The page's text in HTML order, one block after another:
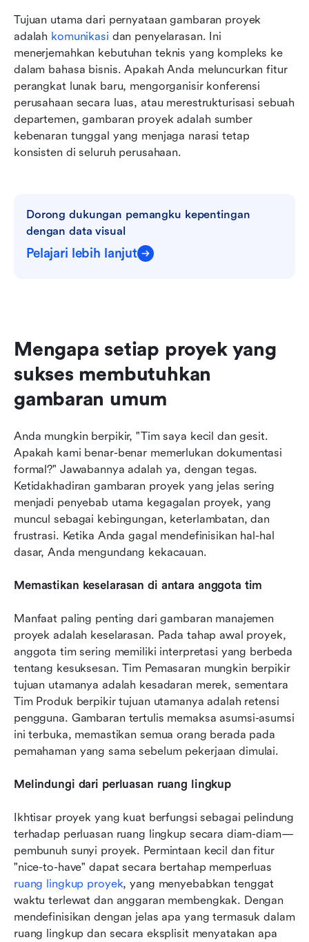
Tujuan utama dari pernyataan gambaran proyek
adalah komunikasi dan penyelarasan. Ini
menerjemahkan kebutuhan teknis yang kompleks ke
dalam bahasa bisnis. Apakah Anda meluncurkan fitur
perangkat lunak baru, mengorganisir konferensi
perusahaan secara luas, atau merestrukturisasi sebuah
departemen, gambaran proyek adalah sumber
kebenaran tunggal yang menjaga narasi tetap
konsisten di seluruh perusahaan.
Dorong dukungan pemangku kepentingan
dengan data visual
Pelajari lebih lanjut
Mengapa setiap proyek yang
sukses membutuhkan
gambaran umum
Anda mungkin berpikir, "Tim saya kecil dan gesit.
Apakah kami benar-benar memerlukan dokumentasi
formal?" Jawabannya adalah ya, dengan tegas.
Ketidakhadiran gambaran proyek yang jelas sering
menjadi penyebab utama kegagalan proyek, yang
muncul sebagai kebingungan, keterlambatan, dan
frustrasi. Ketika Anda gagal mendefinisikan hal-hal
dasar, Anda mengundang kekacauan.
Memastikan keselarasan di antara anggota tim
Manfaat paling penting dari gambaran manajemen
proyek adalah keselarasan. Pada tahap awal proyek,
anggota tim sering memiliki interpretasi yang berbeda
tentang kesuksesan. Tim Pemasaran mungkin berpikir
tujuan utamanya adalah kesadaran merek, sementara
Tim Produk berpikir tujuan utamanya adalah retensi
pengguna. Gambaran tertulis memaksa asumsi-asumsi
ini terbuka, memastikan semua orang berada pada
pemahaman yang sama sebelum pekerjaan dimulai.
Melindungi dari perluasan ruang lingkup
Ikhtisar proyek yang kuat berfungsi sebagai pelindung
terhadap perluasan ruang lingkup secara diam-diam—
pembunuh sunyi proyek. Permintaan kecil dan fitur
ruang lingkup proyek, yang menyebabkan tenggat
waktu terlewat dan anggaran membengkak. Dengan
mendefinisikan dengan jelas apa yang termasuk dalam
ruang lingkup dan secara eksplisit menyatakan apa